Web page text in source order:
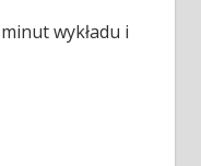
wykładu i